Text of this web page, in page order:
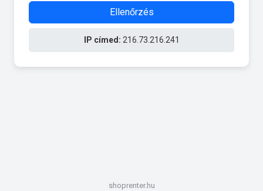
Ellenőrzés
IP címed: 216.73.216.241
shoprenter.hu